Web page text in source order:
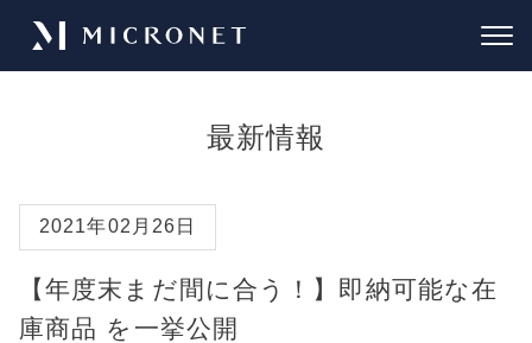
最新情報
2021年02月26日
【年度末まだ間に合う！】即納可能な在
庫商品 を一挙公開